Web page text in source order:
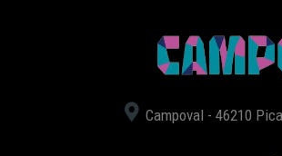
Campoval - 46210